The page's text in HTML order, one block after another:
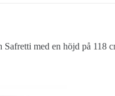
Safretti med en höjd på